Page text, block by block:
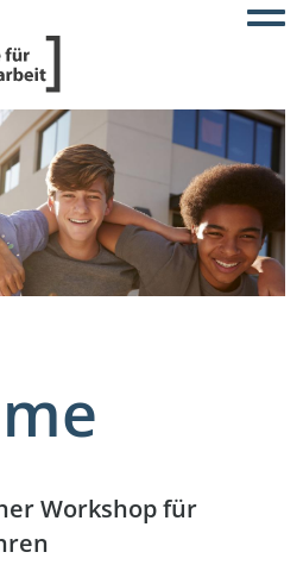
Workshop für